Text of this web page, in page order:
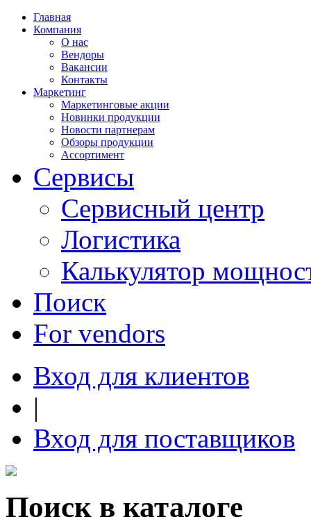
Главная
Компания
О нас
Вендоры
Вакансии
Контакты
Маркетинг
Маркетинговые акции
Новинки продукции
Новости партнерам
Обзоры продукции
Ассортимент
Сервисы
Сервисный центр
Логистика
Калькулятор
Поиск
For vendors
Вход для клиентов
|
Вход для поставщиков
Поиск в каталоге